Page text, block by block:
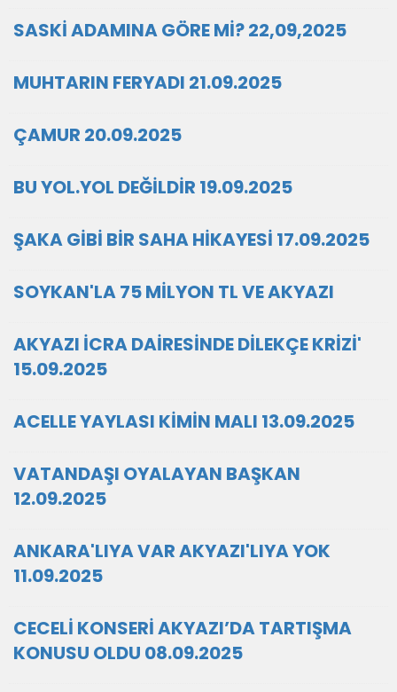
SASKİ ADAMINA GÖRE Mİ? 22,09,2025
MUHTARIN FERYADI 21.09.2025
ÇAMUR 20.09.2025
BU YOL.YOL DEĞİLDİR 19.09.2025
ŞAKA GİBİ BİR SAHA HİKAYESİ 17.09.2025
SOYKAN'LA 75 MİLYON TL VE AKYAZI
AKYAZI İCRA DAİRESİNDE DİLEKÇE KRİZİ'
15.09.2025
ACELLE YAYLASI KİMİN MALI 13.09.2025
VATANDAŞI OYALAYAN BAŞKAN
12.09.2025
ANKARA'LIYA VAR AKYAZI'LIYA YOK
11.09.2025
CECELİ KONSERİ AKYAZI’DA TARTIŞMA
KONUSU OLDU 08.09.2025